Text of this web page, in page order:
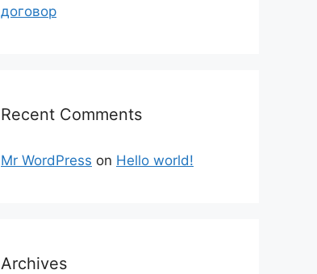
договор
Recent Comments
Mr WordPress on Hello world!
Archives